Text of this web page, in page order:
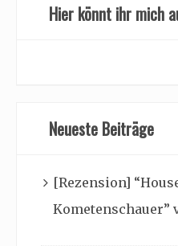
Hier könnt ihr mich
Neueste Beiträge
[Rezension]
Kometenschauer”